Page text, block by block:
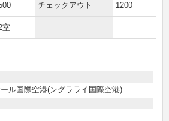
チェックアウト 1200
室
ル国際空港(ングラライ国際空港)